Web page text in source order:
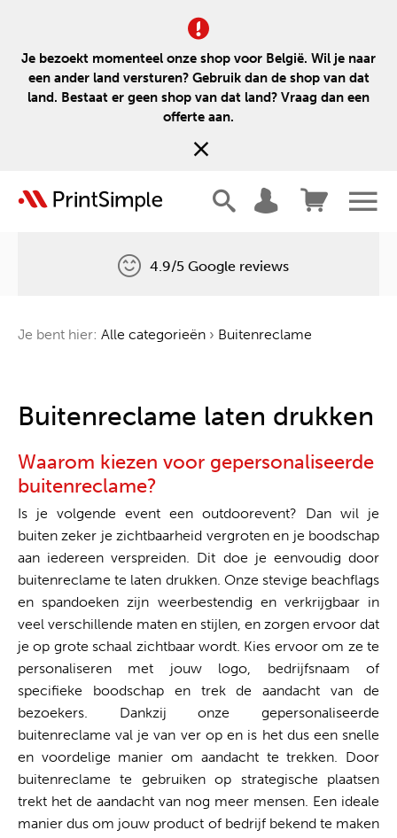
Je bezoekt momenteel onze shop voor België. Wil je naar
een ander land versturen? Gebruik dan de shop van dat
land. Bestaat er geen shop van dat land? Vraag dan een
offerte aan.
4.9/5 Google reviews
Je bent hier: Alle categorieën › Buitenreclame
Buitenreclame laten drukken
Waarom kiezen voor gepersonaliseerde
buitenreclame?
Is je volgende event een outdoorevent? Dan wil je
buiten zeker je zichtbaarheid vergroten en je boodschap
aan iedereen verspreiden. Dit doe je eenvoudig door
buitenreclame te laten drukken. Onze stevige beachflags
en spandoeken zijn weerbestendig en verkrijgbaar in
veel verschillende maten en stijlen, en zorgen ervoor dat
je op grote schaal zichtbaar wordt. Kies ervoor om ze te
personaliseren met jouw logo, bedrijfsnaam of
specifieke boodschap en trek de aandacht van de
bezoekers. Dankzij onze gepersonaliseerde
buitenreclame val je van ver op en is het dus een snelle
en voordelige manier om aandacht te trekken. Door
buitenreclame te gebruiken op strategische plaatsen
trekt het de aandacht van nog meer mensen. Een ideale
manier dus om jouw product of bedrijf bekend te maken